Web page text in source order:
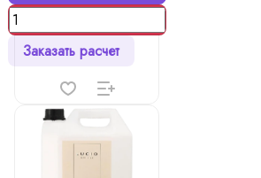
Заказать расчет